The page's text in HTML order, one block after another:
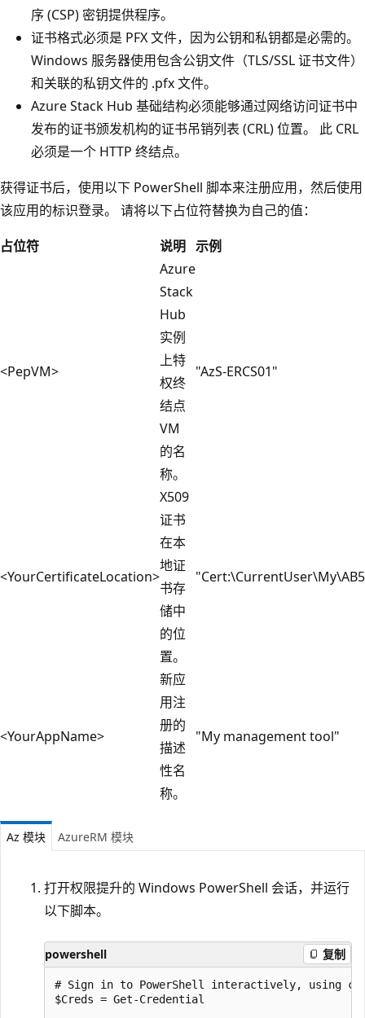
序 (CSP) 密钥提供程序。
证书格式必须是 PFX 文件，因为公钥和私钥都是必需的。
Windows 服务器使用包含公钥文件（TLS/SSL 证书文件）
和关联的私钥文件的 .pfx 文件。
Azure Stack Hub 基础结构必须能够通过网络访问证书中
发布的证书颁发机构的证书吊销列表 (CRL) 位置。 此 CRL
必须是一个 HTTP 终结点。
获得证书后，使用以下 PowerShell 脚本来注册应用，然后使用
该应用的标识登录。 请将以下占位符替换为自己的值：
占位符
说明 示例
<PepVM>
Azure
Stack
Hub
实例
上特
权终
结点
VM
的名
称。
"AzS-ERCS01"
<YourCertificateLocation>
X509
证书
在本
地证
书存
储中
的位
置。
<YourAppName>
新应
用注
册的
描述
性名
称。
"My management tool"
Az 模块 AzureRM 模块
打开权限提升的 Windows PowerShell 会话，并运行
以下脚本。
powershell 复制
# Sign in to PowerShell interactively, using
$Creds = Get-Credential